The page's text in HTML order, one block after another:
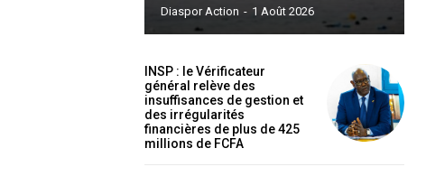
Diaspor Action - 1 Août 2026
INSP : le Vérificateur
général relève des
insuffisances de gestion et
des irrégularités
financières de plus de 425
millions de FCFA